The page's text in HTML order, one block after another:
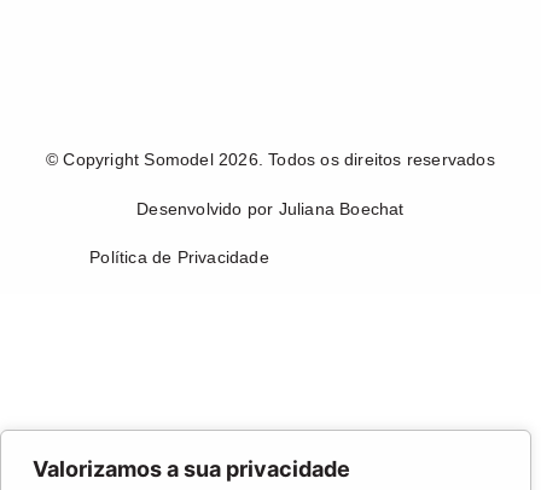
Valorizamos a sua privacidade
© Copyright Somodel 2026. Todos os direitos reservados
Desenvolvido por Juliana Boechat
Política de Privacidade